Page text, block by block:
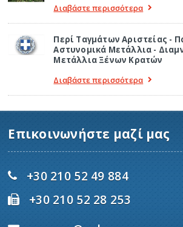
Διαβάστε περισσότερα
Περί Ταγμάτων Αριστείας -
Αστυνομικά Μετάλλια -
Μετάλλια Ξένων Κρατών
Διαβάστε περισσότερα
Επικοινωνήστε μαζί μας
+30 210 52 49 884
+30 210 52 28 253